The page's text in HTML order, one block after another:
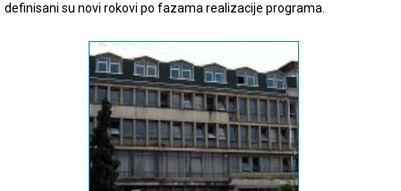
definisani su novi rokovi po fazama realizacije programa.